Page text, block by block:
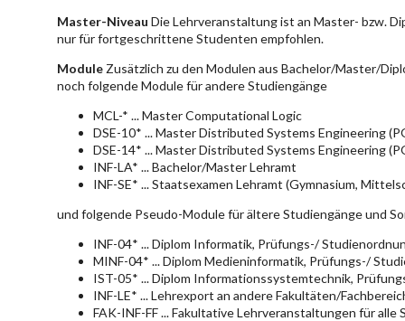
Master-Niveau Die Lehrveranstaltung ist an Master- bzw.
nur für fortgeschrittene Studenten empfohlen.
Module Zusätzlich zu den Modulen aus Bachelor/Master/
noch folgende Module für andere Studiengänge
MCL-* ... Master Computational Logic
DSE-10* ... Master Distributed Systems Engineering
DSE-14* ... Master Distributed Systems Engineering
INF-LA* ... Bachelor/Master Lehramt
INF-SE* ... Staatsexamen Lehramt (Gymnasium,
und folgende Pseudo-Module für ältere Studiengänge und
INF-04* ... Diplom Informatik, Prüfungs-/
MINF-04* ... Diplom Medieninformatik, Prüfungs-/
IST-05* ... Diplom Informationssystemtechnik,
INF-LE* ... Lehrexport an andere Fakultäten/
FAK-INF-FF ... Fakultative Lehrveranstaltungen für